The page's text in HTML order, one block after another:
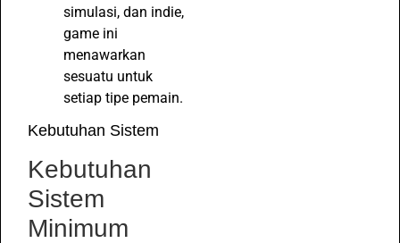
simulasi, dan indie,
game ini
menawarkan
sesuatu untuk
setiap tipe pemain.
Kebutuhan Sistem
Kebutuhan
Sistem
Minimum